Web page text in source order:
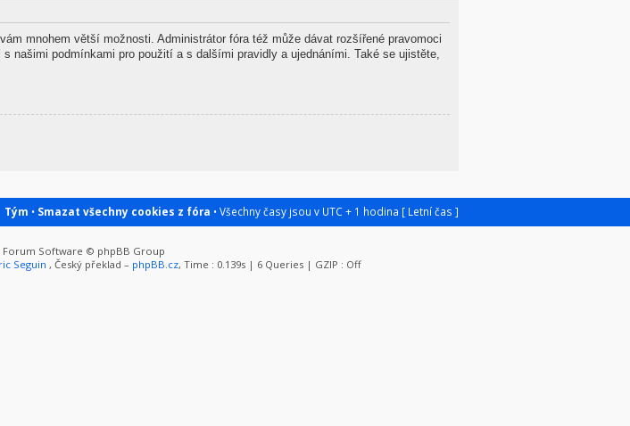
mnohem větší možnosti. Administrátor fóra též může dávat rozšířené pravomoci
našimi podmínkami pro použití a s dalšími pravidly a ujednáními. Také se ujistěte,
Tým • Smazat všechny cookies z fóra • Všechny časy jsou v UTC + 1 hodina [ Letní čas ]
Software © phpBB Group
Seguin , Český překlad – phpBB.cz, Time : 0.139s | 6 Queries | GZIP : Off